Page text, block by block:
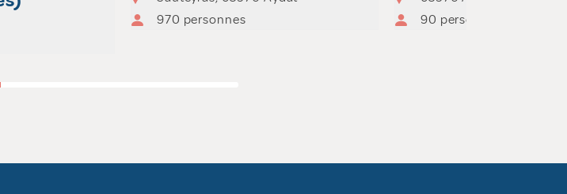
970 personnes
90 personnes